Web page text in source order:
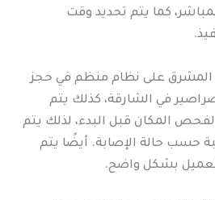
كما يتم تحديد وقت
المشرق على نظام منظم في حجز
في الشارقة، كذلك يتم
المكان قبل البدء، لذلك يتم
حسب حالة الإصابة. أيضًا يتم
بشكل واضح.